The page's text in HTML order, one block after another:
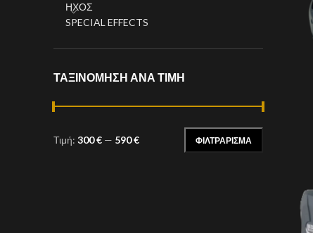
ΗΧΟΣ
SPECIAL EFFECTS
ΤΑΞΙΝΌΜΗΣΗ ΑΝΆ ΤΙΜΉ
ΦΙΛΤΡΆΡΙΣΜΑ
Τιμή: 300 € — 590 €